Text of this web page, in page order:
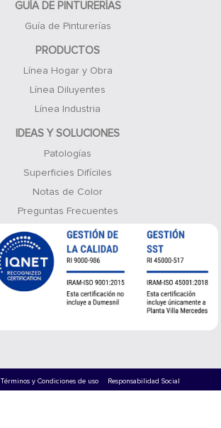
GUÍA DE PINTURERÍAS
Guía de Pinturerías
PRODUCTOS
Línea Hogar y Obra
Línea Diluyentes
Línea Industria
IDEAS Y SOLUCIONES
Patologías
Superficies Difíciles
Notas de Color
Preguntas Frecuentes
Términos y Condiciones de uso Responsabilidad Social